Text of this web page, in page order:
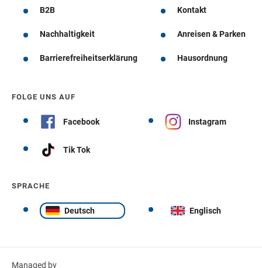
B2B Kontakt
Nachhaltigkeit Anreisen & Parken
Barrierefreiheitserklärung Hausordnung
FOLGE UNS AUF
Facebook Instagram
Tik Tok
SPRACHE
Deutsch Englisch
Managed by